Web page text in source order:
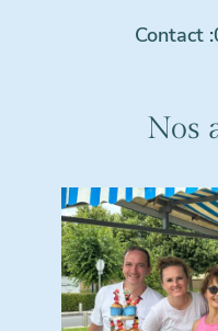
Contact
Nos